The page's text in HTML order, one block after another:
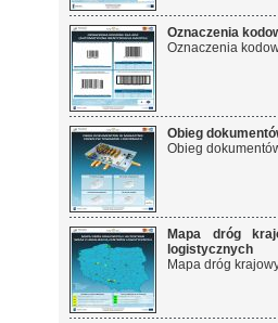
Oznaczenia
Oznaczenia
Obieg
Obieg
Mapa dróg
logistycznych
Mapa dróg